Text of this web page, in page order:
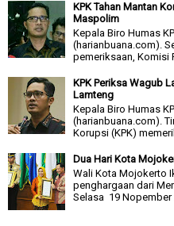
KPK Tahan Mantan
Maspolim
Kepala Biro Humas
(harianbuana.com).
pemeriksaan, Komisi
KPK Periksa Wagub
Lamteng
Kepala Biro Humas
(harianbuana.com).
Korupsi (KPK)
Dua Hari Kota
Wali Kota Mojokerto
penghargaan dari
Selasa 19 Nopember